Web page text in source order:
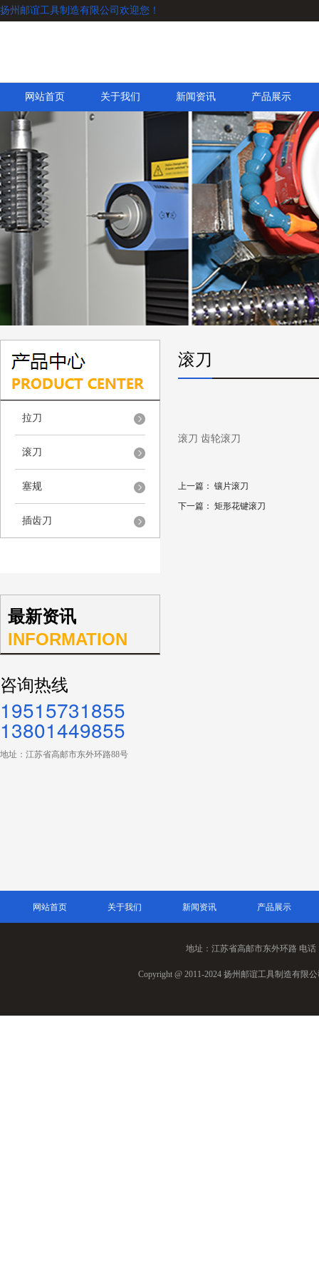
扬州邮谊工具制造有限公司欢迎您！
网站首页 关于我们 新闻资讯 产品展示
拉刀
滚刀
塞规
插齿刀
最新资讯
INFORMATION
咨询热线
19515731855
13801449855
地址：江苏省高邮市东外环路88号
滚刀
滚刀 齿轮滚刀
上一篇： 镶片滚刀
下一篇： 矩形花键滚刀
网站首页 关于我们 新闻资讯 产品展示
地址：江苏省高邮市东外环路 电话
Copyright @ 2011-2024 扬州邮谊工具制造有限